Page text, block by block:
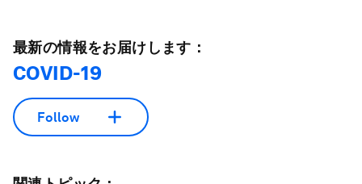
最新の情報をお届けします：
COVID-19
Follow